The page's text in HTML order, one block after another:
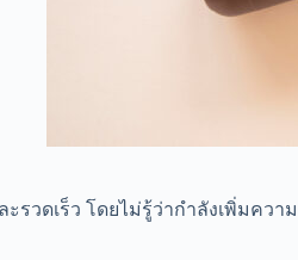
วดเร็ว โดยไม่รู้ว่ากำลังเพิ่มคว